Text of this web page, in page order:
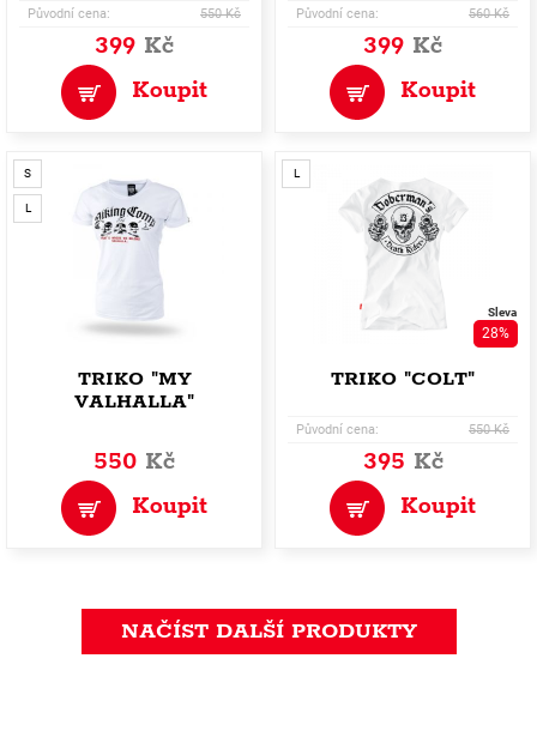
Původní cena: 550 Kč
399 Kč
Koupit
Původní cena: 560 Kč
399 Kč
Koupit
S
L
TRIKO "MY
VALHALLA"
550 Kč
Koupit
L
Sleva
28%
TRIKO "COLT"
Původní cena: 550 Kč
395 Kč
Koupit
NAČÍST DALŠÍ PRODUKTY